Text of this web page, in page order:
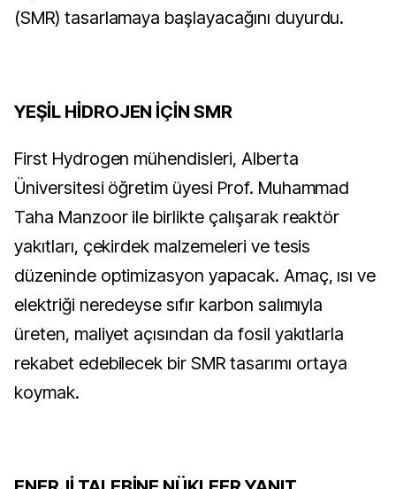
(SMR) tasarlamaya başlayacağını duyurdu.
YEŞİL HİDROJEN İÇİN SMR
First Hydrogen mühendisleri, Alberta
Üniversitesi öğretim üyesi Prof. Muhammad
Taha Manzoor ile birlikte çalışarak reaktör
yakıtları, çekirdek malzemeleri ve tesis
düzeninde optimizasyon yapacak. Amaç, ısı ve
elektriği neredeyse sıfır karbon salımıyla
üreten, maliyet açısından da fosil yakıtlarla
rekabet edebilecek bir SMR tasarımı ortaya
koymak.